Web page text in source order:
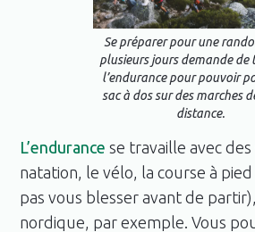
Se préparer pour une
plusieurs jours demande de
l’endurance pour pouvoir
sac à dos sur des marches
distance.
L’endurance se travaille avec
natation, le vélo, la course à
pas vous blesser avant de
nordique, par exemple. Vous